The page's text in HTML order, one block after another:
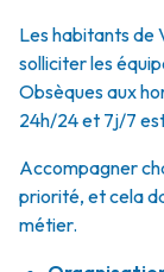
Les habitants de
solliciter les
Obsèques aux
24h/24 et 7j/7
Accompagner
priorité, et cela
métier.